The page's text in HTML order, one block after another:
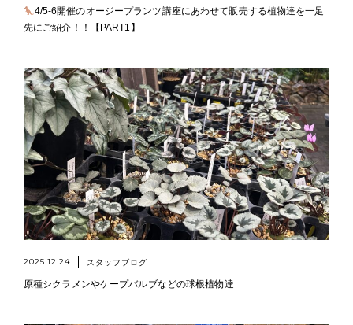
4/5-6開催のオージープランツ講座にあわせて販売する植物達を一足
先にご紹介！！【PART1】
2025.12.24 スタッフブログ
原種シクラメンやケープバルブなどの球根植物達